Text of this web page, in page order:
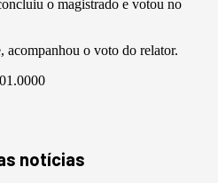
o magistrado e votou no
o voto do relator.
notícias